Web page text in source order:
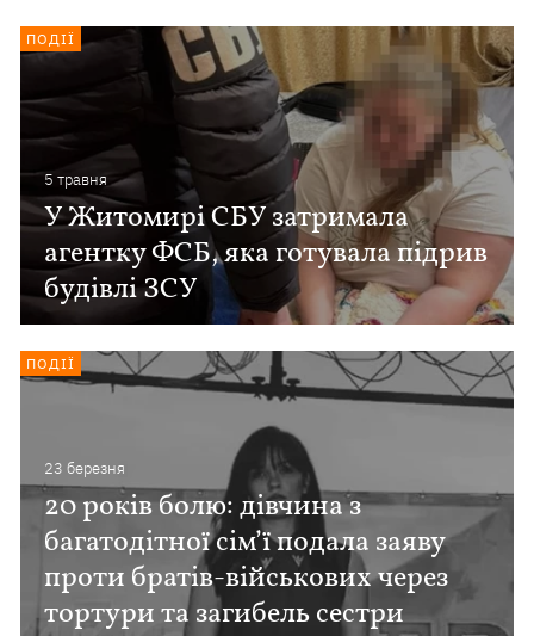
5 травня
У Житомирі СБУ затримала
агентку ФСБ, яка готувала підрив
будівлі ЗСУ
ПОДІЇ
23 березня
20 років болю: дівчина з
багатодітної сім’ї подала заяву
проти братів-військових через
тортури та загибель сестри
ПОДІЇ